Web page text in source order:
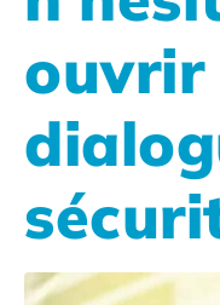
ouvrir